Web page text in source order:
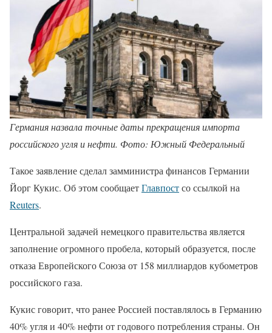
Германия назвала точные даты прекращения импорта
российского угля и нефти. Фото: Южный Федеральный
Такое заявление сделал замминистра финансов Германии
Йорг Кукис. Об этом сообщаетГлавпостсо ссылкой на
Reuters.
Центральной задачей немецкого правительства является
заполнение огромного пробела, который образуется, после
отказа Европейского Союза от 158 миллиардов кубометров
российского газа.
Кукис говорит, что ранее Россией поставлялось в Германию
40% угля и 40% нефти от годового потребления страны. Он